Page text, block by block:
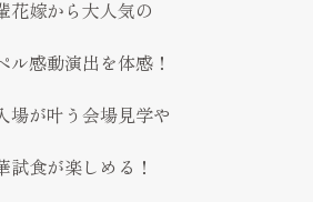
花嫁から大人気の
ル感動演出を体感！
場が叶う会場見学や
試食が楽しめる！